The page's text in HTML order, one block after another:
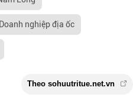
Doanh nghiệp địa ốc